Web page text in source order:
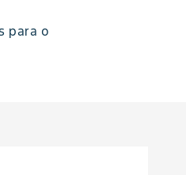
para o